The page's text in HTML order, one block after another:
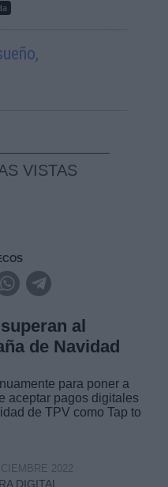
VISTAS
al
de Navidad
para poner a
aceptar pagos digitales
de TPV como Tap to
DIGITAL
2022